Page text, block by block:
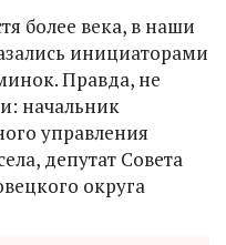
более века, в наши
инициаторами
Правда, не
начальник
управления
депутат Совета
округа